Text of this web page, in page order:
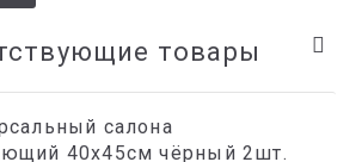
товары
салона
40х45см чёрный 2шт.